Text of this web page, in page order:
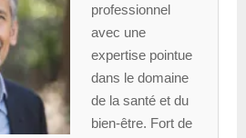
professionnel
avec une
expertise pointue
dans le domaine
de la santé et du
bien-être. Fort de